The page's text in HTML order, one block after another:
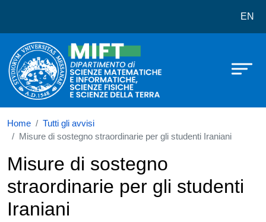
Dipartimento di Scienze EN
Home
Tutti gli avvisi
Misure di sostegno straordinarie per gli studenti Iraniani
Misure di sostegno
straordinarie per gli studenti
Iraniani